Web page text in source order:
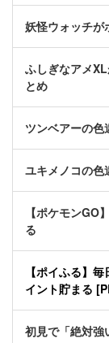
妖怪ウォッチが
ふしぎなアメ
とめ
ツンベアーの
ユキメノコの色
【ポケモンGO
る
【ポイふる】
イント貯まる
初見で「絶対強